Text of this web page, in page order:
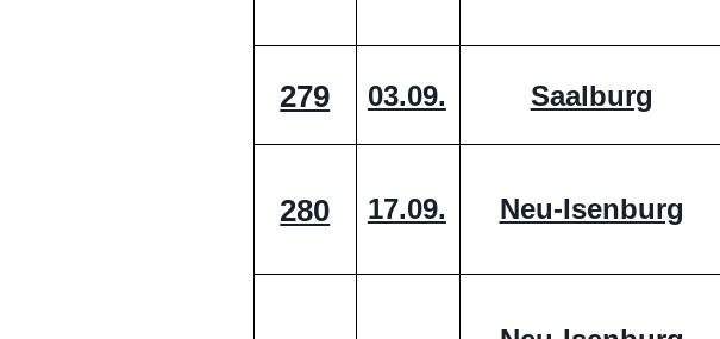
279 03.09. Saalburg
280 17.09. Neu-Isenburg